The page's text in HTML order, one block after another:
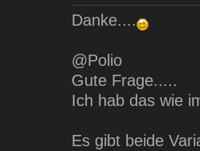
Danke....
@Polio
Gute Frage.....
Ich hab das wie
Es gibt beide